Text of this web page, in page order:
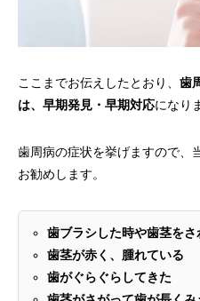
ここまでお伝えしたとおり、 歯
は、早期発見・早期対応になり
歯周病の症状を挙げますので、
お勧めします。
歯ブラシした時や歯茎を
歯茎が赤く、腫れている
歯がぐらぐらしてきた